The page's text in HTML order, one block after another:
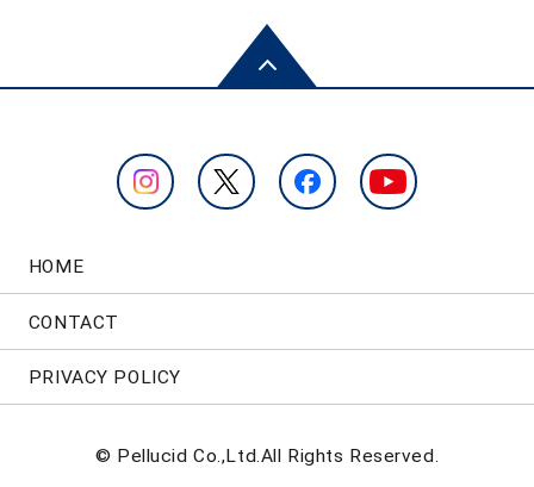
HOME
CONTACT
PRIVACY POLICY
© Pellucid Co.,Ltd.All Rights Reserved.